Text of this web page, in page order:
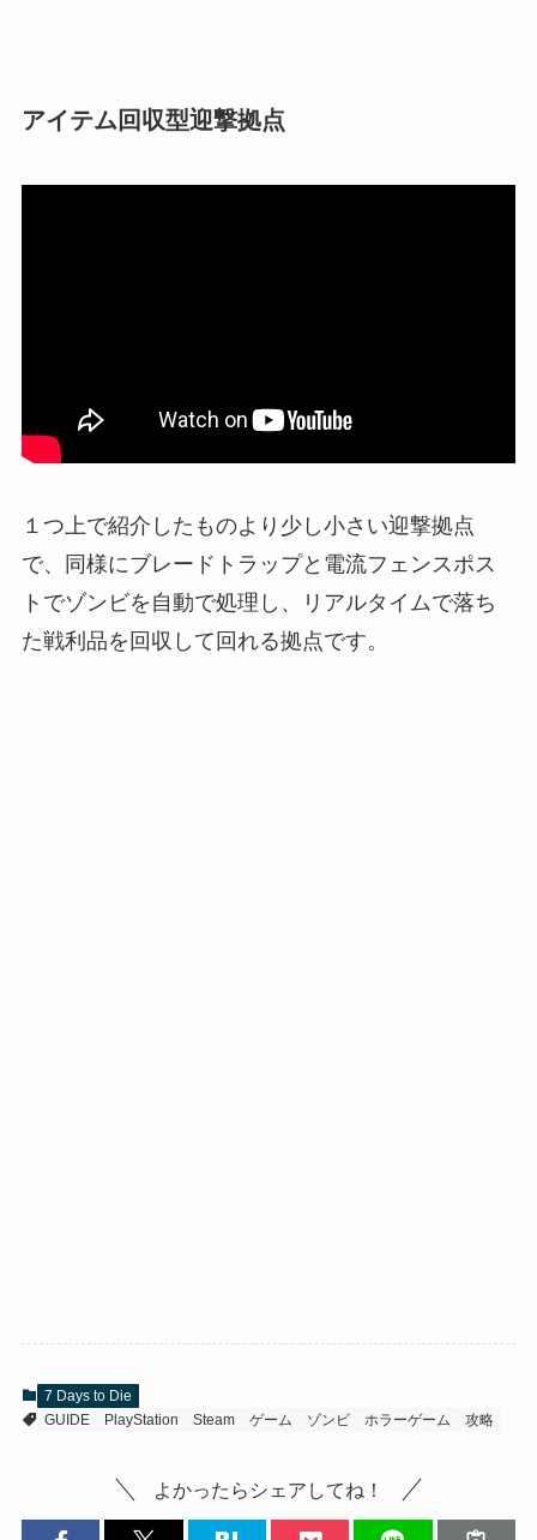
アイテム回収型迎撃拠点
１つ上で紹介したものより少し小さい迎撃拠点
で、同様にブレードトラップと電流フェンスポス
トでゾンビを自動で処理し、リアルタイムで落ち
た戦利品を回収して回れる拠点です。
7 Days to Die
GUIDE
PlayStation Steam ゲーム ゾンビ ホラーゲーム 攻略
よかったらシェアしてね！